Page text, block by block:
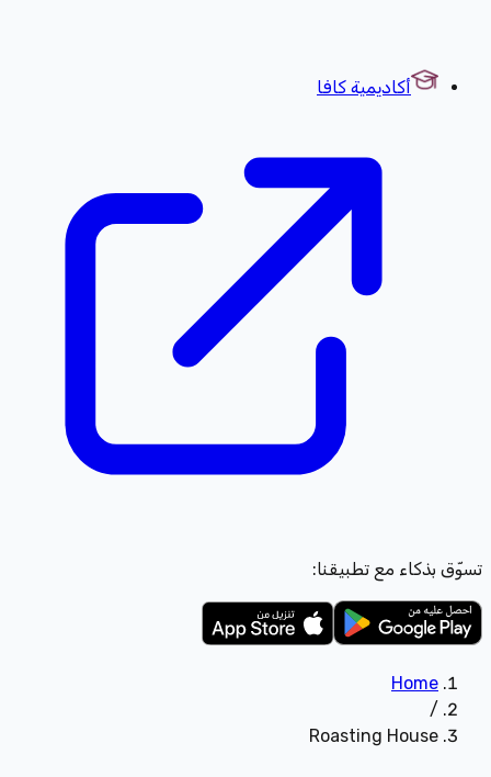
أكاديمية كافا
تسوّق بذكاء مع تطبيقنا:
Home
/
Roasting House